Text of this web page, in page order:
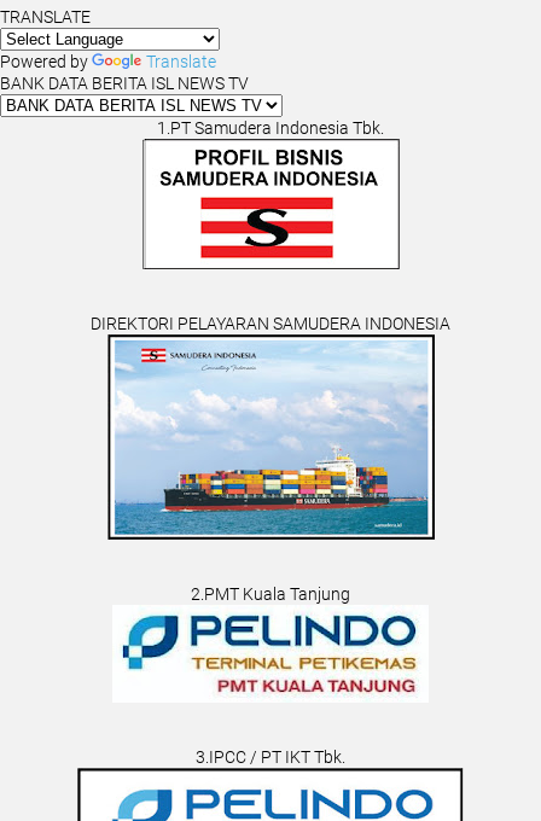
TRANSLATE
Powered by
Translate
BANK DATA BERITA ISL NEWS TV
1.PT Samudera Indonesia Tbk.
DIREKTORI PELAYARAN SAMUDERA INDONESIA
2.PMT Kuala Tanjung
3.IPCC / PT IKT Tbk.